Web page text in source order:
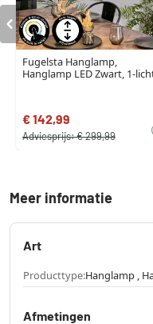
Fugelsta Hanglamp,
Hanglamp LED Zwart, 1-
€ 142,99
Adviesprijs:€ 299,99
Meer informatie
Art
Producttype:Hanglamp ,
Afmetingen